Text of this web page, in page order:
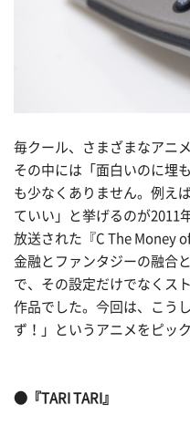
毎クール、さまざまなアニ
その中には「面白いのに埋
も少なくありません。例え
ていい」と挙げるのが2011
放送された『C The Money
金融とファンタジーの融合
で、その設定だけでなくス
作品でした。今回は、こう
ず！」というアニメをピッ
●『TARI TARI』